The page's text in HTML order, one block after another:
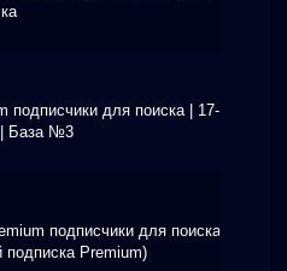
подписчики для поиска | 17-
| База №3
подписчики для поиска
подписка Premium)